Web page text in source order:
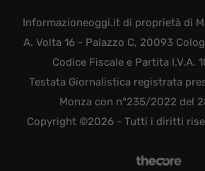
Informazioneoggi.it di proprietà di
A. Volta 16 - Palazzo C, 20093
Codice Fiscale e Partita I.V.A.
Testata Giornalistica registrata
Monza con n°235/2022 del
Copyright ©2026 - Tutti i diritti